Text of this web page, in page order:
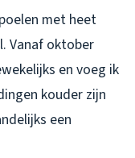
met heet
Vanaf oktober
en voeg ik
kouder zijn
een